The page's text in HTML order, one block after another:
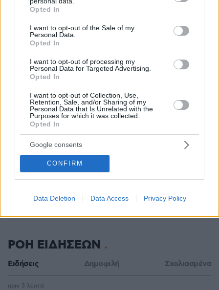
grant or deny consent to Google and its third-party tags to
use your data for below specified purposes in below Google
consent section.
Opted In
I want to opt-out of the Sale of my
Personal Data.
Opted In
I want to opt-out of processing my
Personal Data for Targeted Advertising.
Opted In
I want to opt-out of Collection, Use,
Retention, Sale, and/or Sharing of my
Personal Data that Is Unrelated with the
Purposes for which it was collected.
Opted In
Google consents
CONFIRM
Data Deletion Data Access Privacy Policy
ΣΧΌΛΙΟ *
Απομένουν2500χαρακτήρες
* Υποχρεωτικά πεδία
ΡΟΗ ΕΙΔΗΣΕΩΝ
Ειδήσεις Δημοφιλή Σχολιασμένα
πριν 3 λεπτά